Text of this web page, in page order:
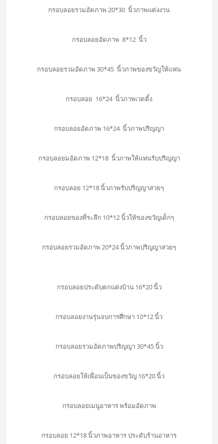
กรอบลอยรวมอัดภาพ 20*30 นิ้วภาพแต่งงาน
กรอบลอยอัดภาพ 8*12 นิ้ว
กรอบลอยรวมอัดภาพ 30*45 นิ้วภาพของขวัญให้แฟน
กรอบลอย 16*24 นิ้วภาพเวดดิ้ง
กรอบลอยอัดภาพ 16*24 นิ้วภาพปริญญา
กรอบลอยมอัดภาพ 12*18 นิ้วภาพให้แฟนรับปริญญา
กรอบลอย 12*18 นิ้วภาพรับปริญญาสวยๆ
กรอบลอยของที่ระลึก 10*12 นิ้วให้ของขวัญเด็กๆ
กรอบลอยรวมอัดภาพ 20*24 นิ้วภาพปริญญาสวยๆ
กรอบลอยประดับตกแต่งบ้าน 16*20 นิ้ว
กรอบลอยงานรุ่นจบการศึกษา 10*12 นิ้ว
กรอบลอยรวมอัดภาพปริญญา 30*45 นิ้ว
กรอบลอยให้เพื่อนเป็นของขวัญ 16*20 นิ้ว
กรอบลอยเมนูอาหาร พร้อมอัดภาพ
กรอบลอย 12*18 นิ้วภาพอาหาร ประดับร้านอาหาร